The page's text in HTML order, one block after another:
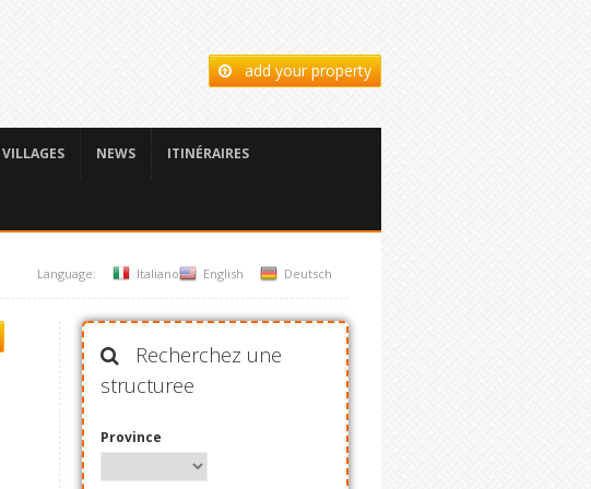
add your property
VILLAGES NEWS ITINÉRAIRES
Language: Italiano English Deutsch
Recherchez une
structuree
Province